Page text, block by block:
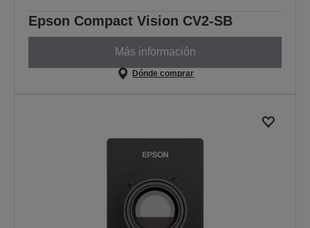
Epson Compact Vision CV2-SB
Más información
Dónde comprar